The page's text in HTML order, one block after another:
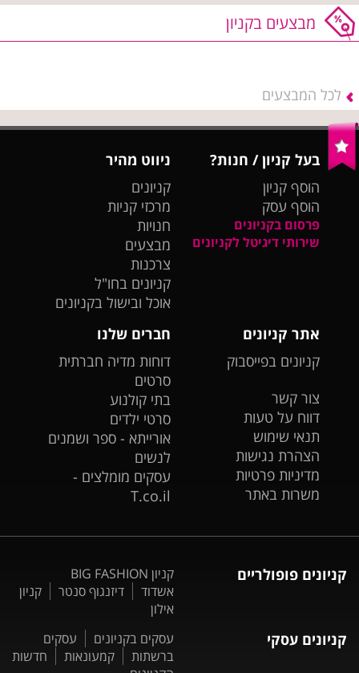
מבצעים בקניון
לכל המבצעים
בעל קניון / חנות?
הוסף קניון
הוסף עסק
פרסום בקניונים
שירותי דיגיטל לקניונים
ניווט מהיר
קניונים
מרכזי קניות
חנויות
מבצעים
צרכנות
קניונים בחו"ל
אוכל ובישול בקניונים
אתר קניונים
קניונים בפייסבוק
צור קשר
דווח על טעות
תנאי שימוש
הצהרת נגישות
מדיניות פרטיות
משרות באתר
חברים שלנו
דוחות מדיה חברתית
סרטים
בתי קולנוע
סרטי ילדים
אורייתא - ספר ושמנים
לנשים
עסקים מומלצים -
T.co.il
קניונים פופולריים
קניון BIG FASHION
אשדוד
דיזנגוף סנטר
קניון
אילון
קניונים עסקי עסקים בקניונים
עסקים
ברשתות
קמעונאות
חדשות